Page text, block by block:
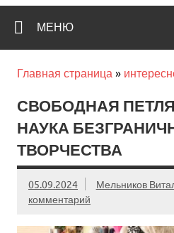
МЕНЮ
Главная страница »
СВОБОДНАЯ
НАУКА
ТВОРЧЕСТВА
05.09.2024 Мельников
комментарий